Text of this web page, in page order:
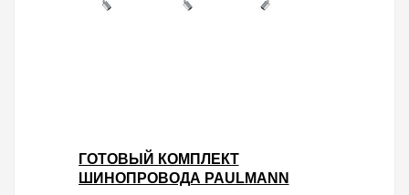
ГОТОВЫЙ КОМПЛЕКТ
ШИНОПРОВОДА PAULMANN